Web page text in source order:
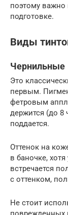
поэтому важно
подготовке.
Виды
Чернильные
Это
первым.
фетровым
держится (до 8
поддается.
Оттенок на
в баночке,
встречается
с оттенком,
Не стоит